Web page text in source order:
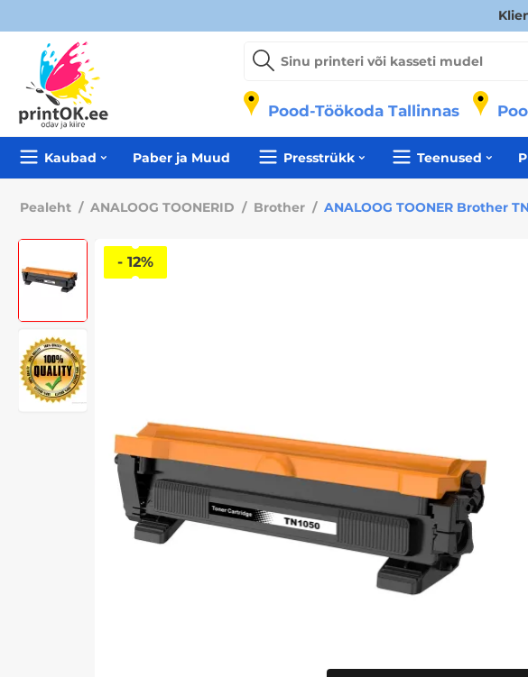
Pood-Töökoda Tallinnas
Kaubad Paber ja Muud Presstrükk Teenused
Pealeht / ANALOOG TOONERID / Brother / ANALOOG TOONER Brother
- 12%